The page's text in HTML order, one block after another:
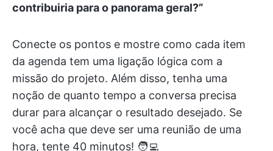
contribuiria para o panorama geral?”
Conecte os pontos e mostre como cada item
da agenda tem uma ligação lógica com a
missão do projeto. Além disso, tenha uma
noção de quanto tempo a conversa precisa
durar para alcançar o resultado desejado. Se
você acha que deve ser uma reunião de uma
hora, tente 40 minutos! 🧑‍💻